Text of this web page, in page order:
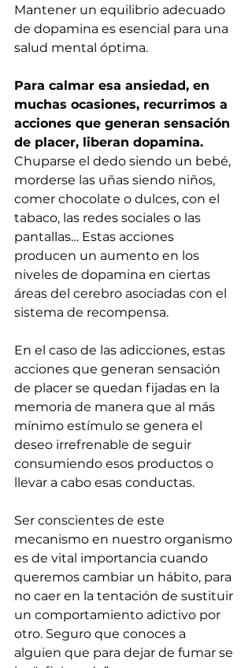
Mantener un equilibrio adecuado
de dopamina es esencial para una
salud mental óptima.
Para calmar esa ansiedad, en
muchas ocasiones, recurrimos a
acciones que generan sensación
de placer, liberan dopamina.
Chuparse el dedo siendo un bebé,
morderse las uñas siendo niños,
comer chocolate o dulces, con el
tabaco, las redes sociales o las
pantallas… Estas acciones
producen un aumento en los
niveles de dopamina en ciertas
áreas del cerebro asociadas con el
sistema de recompensa.
En el caso de las adicciones, estas
acciones que generan sensación
de placer se quedan fijadas en la
memoria de manera que al más
mínimo estímulo se genera el
deseo irrefrenable de seguir
consumiendo esos productos o
llevar a cabo esas conductas.
Ser conscientes de este
mecanismo en nuestro organismo
es de vital importancia cuando
queremos cambiar un hábito, para
no caer en la tentación de sustituir
un comportamiento adictivo por
otro. Seguro que conoces a
alguien que para dejar de fumar se